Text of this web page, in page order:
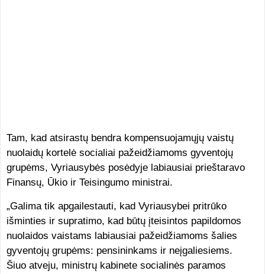
Tam, kad atsirastų bendra kompensuojamųjų vaistų
nuolaidų kortelė socialiai pažeidžiamoms gyventojų
grupėms, Vyriausybės posėdyje labiausiai prieštaravo
Finansų, Ūkio ir Teisingumo ministrai.
„Galima tik apgailestauti, kad Vyriausybei pritrūko
išminties ir supratimo, kad būtų įteisintos papildomos
nuolaidos vaistams labiausiai pažeidžiamoms šalies
gyventojų grupėms: pensininkams ir neįgaliesiems.
Šiuo atveju, ministrų kabinete socialinės paramos